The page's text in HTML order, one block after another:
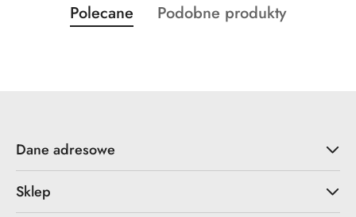
Pomiń karuzelę produktów
Produkty
o
Polecane
Produkty
Podobne produkty
Dane adresowe
Sklep